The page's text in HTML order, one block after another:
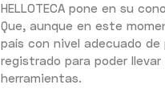
HELLOTECA pone en su
Que, aunque en este
país con nivel adecuado
registrado para poder
herramientas.